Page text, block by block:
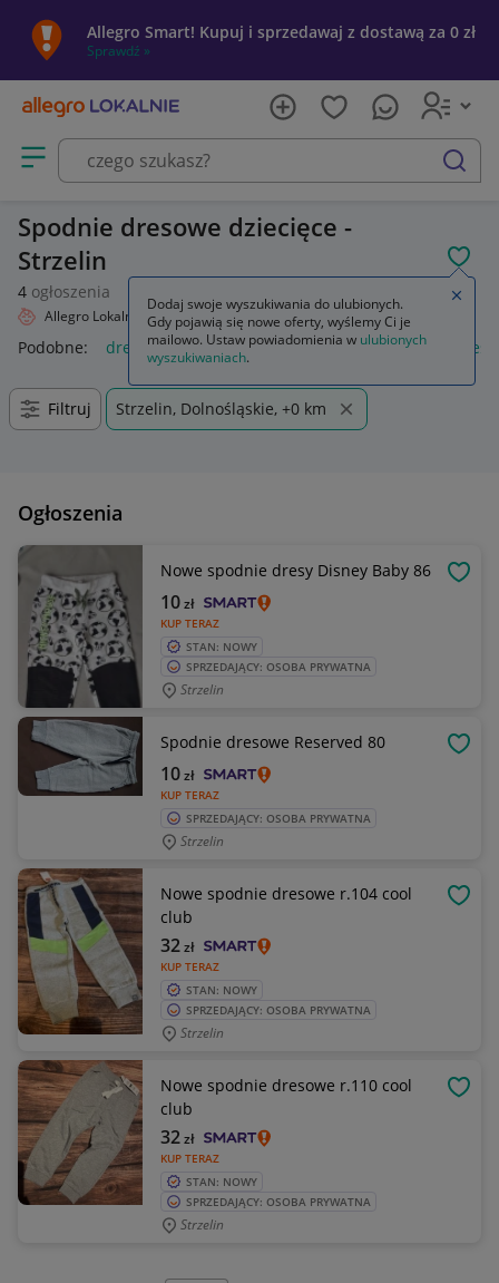
Allegro Smart! Kupuj i sprzedawaj z dostawą za 0 zł
Sprawdź »
Otwórz menu z kategoriami
szukaj
Spodnie dresowe dziecięce -
Strzelin
4 ogłoszenia
Allegro Lokalnie Dziecko Odzież Spodnie Dresowe
Podobne: dresowe spodnie dresowe męskie spodnie
Filtruj Strzelin, Dolnośląskie, +0 km
Ogłoszenia
Nowe spodnie dresy Disney Baby 86
KUP TERAZ
10zł
STAN: NOWY
SPRZEDAJĄCY: OSOBA PRYWATNA
Strzelin
Spodnie dresowe Reserved 80
KUP TERAZ
10zł
SPRZEDAJĄCY: OSOBA PRYWATNA
Strzelin
Nowe spodnie dresowe r.104 cool
club
KUP TERAZ
32zł
STAN: NOWY
SPRZEDAJĄCY: OSOBA PRYWATNA
Strzelin
Nowe spodnie dresowe r.110 cool
club
KUP TERAZ
32zł
STAN: NOWY
SPRZEDAJĄCY: OSOBA PRYWATNA
Strzelin
Dodaj swoje wyszukiwania do ulubionych.
Gdy pojawią się nowe oferty, wyślemy Ci je
mailowo. Ustaw powiadomienia w ulubionych
wyszukiwaniach.